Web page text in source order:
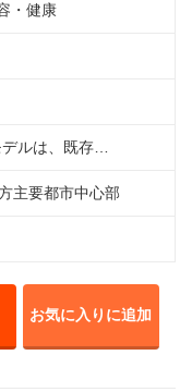
・健康
ルは、既存…
主要都市中心部
お気に入りに追加